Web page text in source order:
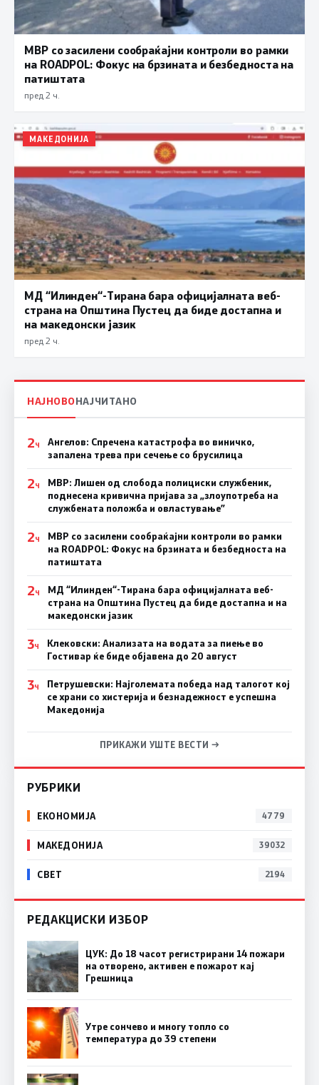
МВР со засилени сообраќајни контроли во рамки
на ROADPOL: Фокус на брзината и безбедноста на
патиштата
пред 2 ч.
МАКЕДОНИЈА
МД “Илинден“-Тирана бара официјалната веб-
страна на Општина Пустец да биде достапна и
на македонски јазик
пред 2 ч.
НАЈНОВОНАЈЧИТАНО
2Ч
Ангелов: Спречена катастрофа во виничко,
запалена трева при сечење со брусилица
2Ч
МВР: Лишен од слобода полициски службеник,
поднесена кривична пријава за „злоупотреба на
службената положба и овластување”
2Ч
МВР со засилени сообраќајни контроли во рамки
на ROADPOL: Фокус на брзината и безбедноста на
патиштата
2Ч
МД “Илинден“-Тирана бара официјалната веб-
страна на Општина Пустец да биде достапна и на
македонски јазик
3Ч
Клековски: Анализата на водата за пиење во
Гостивар ќе биде објавена до 20 август
3Ч
Петрушевски: Најголемата победа над талогот кој
се храни со хистерија и безнадежност е успешна
Македонија
ПРИКАЖИ УШТЕ ВЕСТИ →
РУБРИКИ
ЕКОНОМИЈА 4779
МАКЕДОНИЈА 39032
СВЕТ 2194
РЕДАКЦИСКИ ИЗБОР
ЦУК: До 18 часот регистрирани 14 пожари
на отворено, активен е пожарот кај
Грешница
Утре сончево и многу топло со
температура до 39 степени